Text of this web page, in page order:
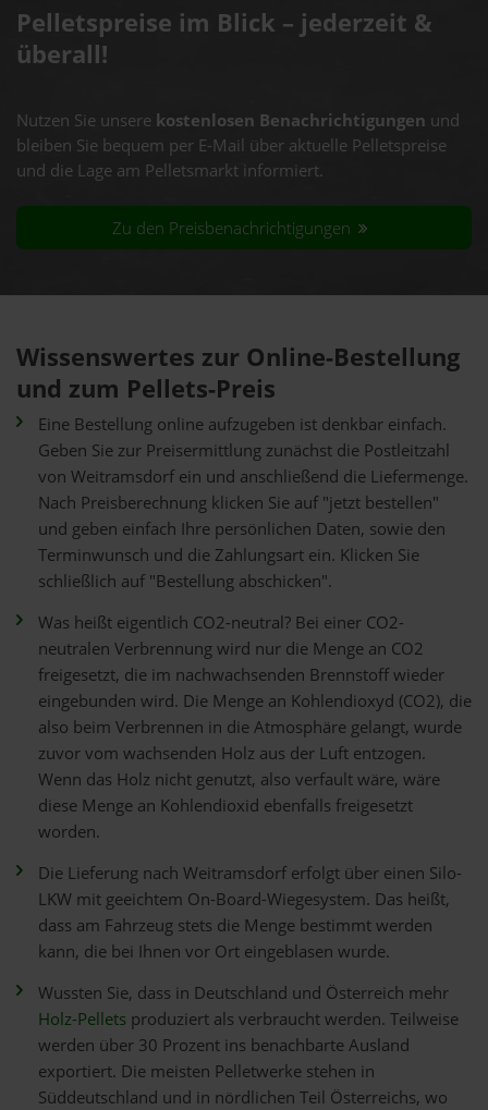
Pelletspreise im Blick – jederzeit &
überall!
Nutzen Sie unsere kostenlosen Benachrichtigungen und
bleiben Sie bequem per E-Mail über aktuelle Pelletspreise
und die Lage am Pelletsmarkt informiert.
Zu den Preisbenachrichtigungen
Wissenswertes zur Online-Bestellung
und zum Pellets-Preis
Eine Bestellung online aufzugeben ist denkbar einfach.
Geben Sie zur Preisermittlung zunächst die Postleitzahl
von Weitramsdorf ein und anschließend die Liefermenge.
Nach Preisberechnung klicken Sie auf "jetzt bestellen"
und geben einfach Ihre persönlichen Daten, sowie den
Terminwunsch und die Zahlungsart ein. Klicken Sie
schließlich auf "Bestellung abschicken".
Was heißt eigentlich CO2-neutral? Bei einer CO2-
neutralen Verbrennung wird nur die Menge an CO2
freigesetzt, die im nachwachsenden Brennstoff wieder
eingebunden wird. Die Menge an Kohlendioxyd (CO2), die
also beim Verbrennen in die Atmosphäre gelangt, wurde
zuvor vom wachsenden Holz aus der Luft entzogen.
Wenn das Holz nicht genutzt, also verfault wäre, wäre
diese Menge an Kohlendioxid ebenfalls freigesetzt
worden.
Die Lieferung nach Weitramsdorf erfolgt über einen Silo-
LKW mit geeichtem On-Board-Wiegesystem. Das heißt,
dass am Fahrzeug stets die Menge bestimmt werden
kann, die bei Ihnen vor Ort eingeblasen wurde.
Wussten Sie, dass in Deutschland und Österreich mehr
Holz-Pellets produziert als verbraucht werden. Teilweise
werden über 30 Prozent ins benachbarte Ausland
exportiert. Die meisten Pelletwerke stehen in
Süddeutschland und in nördlichen Teil Österreichs, wo